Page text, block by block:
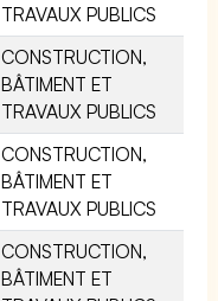
TRAVAUX PUBLICS
CONSTRUCTION,
BÂTIMENT ET
TRAVAUX PUBLICS
CONSTRUCTION,
BÂTIMENT ET
TRAVAUX PUBLICS
CONSTRUCTION,
BÂTIMENT ET